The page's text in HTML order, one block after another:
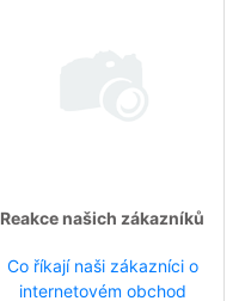
Reakce našich zákazníků
Co říkají naši zákazníci o
internetovém obchod